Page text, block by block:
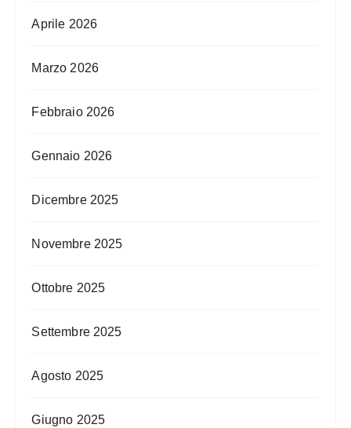
Aprile 2026
Marzo 2026
Febbraio 2026
Gennaio 2026
Dicembre 2025
Novembre 2025
Ottobre 2025
Settembre 2025
Agosto 2025
Giugno 2025